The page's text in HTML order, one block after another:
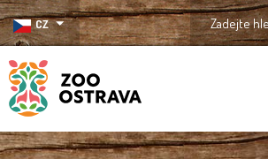
CZ
ZOO Ostrava